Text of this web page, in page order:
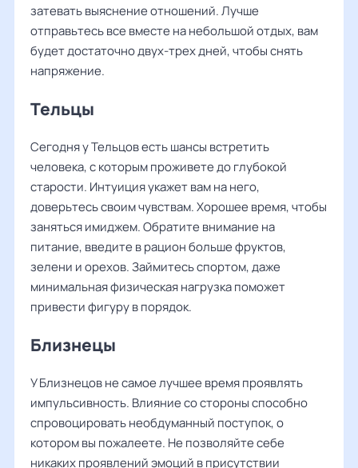
затевать выяснение отношений. Лучше
отправьтесь все вместе на небольшой отдых, вам
будет достаточно двух-трех дней, чтобы снять
напряжение.
Тельцы
Сегодня у Тельцов есть шансы встретить
человека, с которым проживете до глубокой
старости. Интуиция укажет вам на него,
доверьтесь своим чувствам. Хорошее время, чтобы
заняться имиджем. Обратите внимание на
питание, введите в рацион больше фруктов,
зелени и орехов. Займитесь спортом, даже
минимальная физическая нагрузка поможет
привести фигуру в порядок.
Близнецы
У Близнецов не самое лучшее время проявлять
импульсивность. Влияние со стороны способно
спровоцировать необдуманный поступок, о
котором вы пожалеете. Не позволяйте себе
никаких проявлений эмоций в присутствии